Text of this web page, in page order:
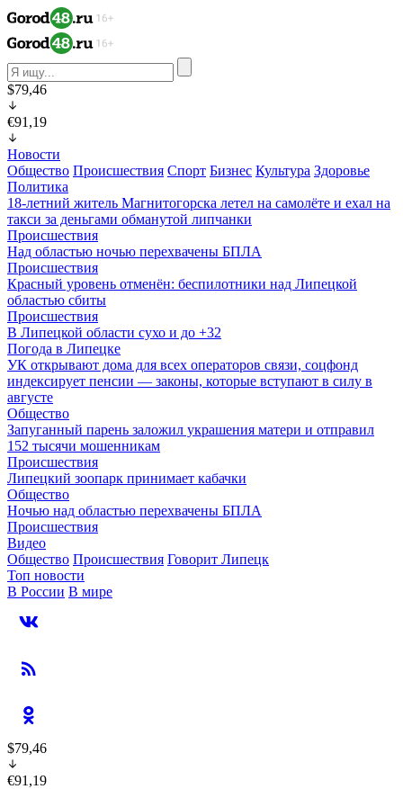
$79,46
€91,19
Новости
Общество Происшествия Спорт Бизнес Культура Здоровье
Политика
18-летний житель Магнитогорска летел на самолёте и ехал на
такси за деньгами обманутой липчанки
Происшествия
Над областью ночью перехвачены БПЛА
Происшествия
Красный уровень отменён: беспилотники над Липецкой
областью сбиты
Происшествия
В Липецкой области сухо и до +32
Погода в Липецке
УК открывают дома для всех операторов связи, соцфонд
индексирует пенсии — законы, которые вступают в силу в
августе
Общество
Запуганный парень заложил украшения матери и отправил
152 тысячи мошенникам
Происшествия
Липецкий зоопарк принимает кабачки
Общество
Ночью над областью перехвачены БПЛА
Происшествия
Видео
Общество Происшествия Говорит Липецк
Топ новости
В России В мире
$79,46
€91,19